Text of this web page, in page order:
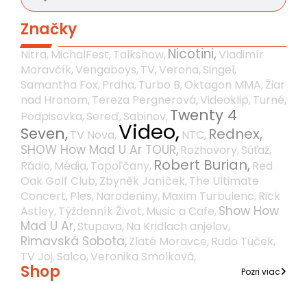
Značky
Nitra, MichalFest, Talkshow, Nicotini, Vladimír
Moravčík, Vengaboys, TV, Verona, Singel,
Samantha Fox, Praha, Turbo B, Oktagon MMA, Žiar
nad Hronom, Tereza Pergnerová, Videoklip, Turné,
Podpisovka, Sereď, Sabinov, Twenty 4
Seven,TV Nova,Video, NTC, Rednex,
SHOW How Mad U Ar TOUR, Rozhovory, Súťaž,
Rádio, Média, Topoľčany, Robert Burian, Red
Oak Golf Club, Zbyněk Janíček, The Ultimate
Concert, Ples, Narodeniny, Maxim Turbulenc, Rick
Astley, Týždenník Život, Music a Cafe, Show How
Mad U Ar,Stupava, Na Kridlach anjelov,
Rimavská Sobota,Zlaté Moravce, Rudo Tuček,
TV Joj, Salco, Veronika Smolková,
Shop Pozri viac